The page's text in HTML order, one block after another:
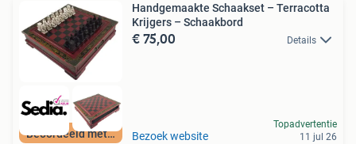
Beoordeeld met 9+
Handgemaakte Schaakset – Terracotta
Krijgers – Schaakbord
€ 75,00 Details
Bezoek website
Topadvertentie
11 jul 26